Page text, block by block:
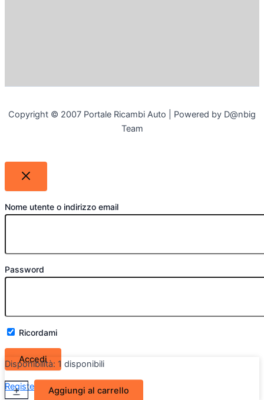
Copyright © 2007 Portale Ricambi Auto | Powered by D@nbig
Team
Nome utente o indirizzo email
Password
Ricordami
Register Lost your password?
Disponibilità: 1 disponibili
-
Cambio
Meccanico
+ Aggiungi al carrello